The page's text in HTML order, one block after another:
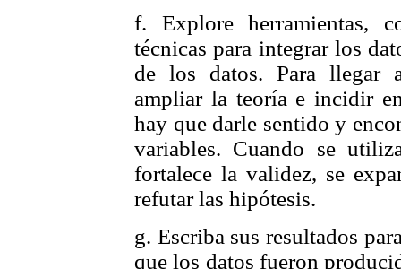
f. Explore herramientas,
técnicas para integrar los
de los datos. Para llegar
ampliar la teoría e incidir
hay que darle sentido y
variables. Cuando se
fortalece la validez, se
refutar las hipótesis.
g. Escriba sus resultados
que los datos fueron